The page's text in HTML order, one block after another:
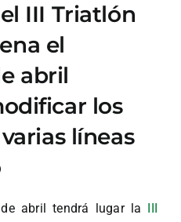
III Triatlón
el
abril
los
líneas
abril tendrá lugar la III